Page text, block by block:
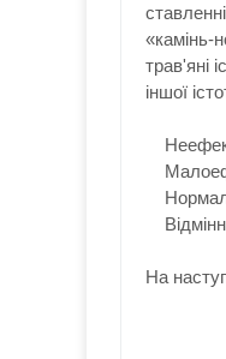
«камінь-
трав'яні
іншої
На